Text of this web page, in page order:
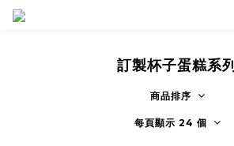
訂製杯子蛋糕系列
商品排序
每頁顯示 24 個